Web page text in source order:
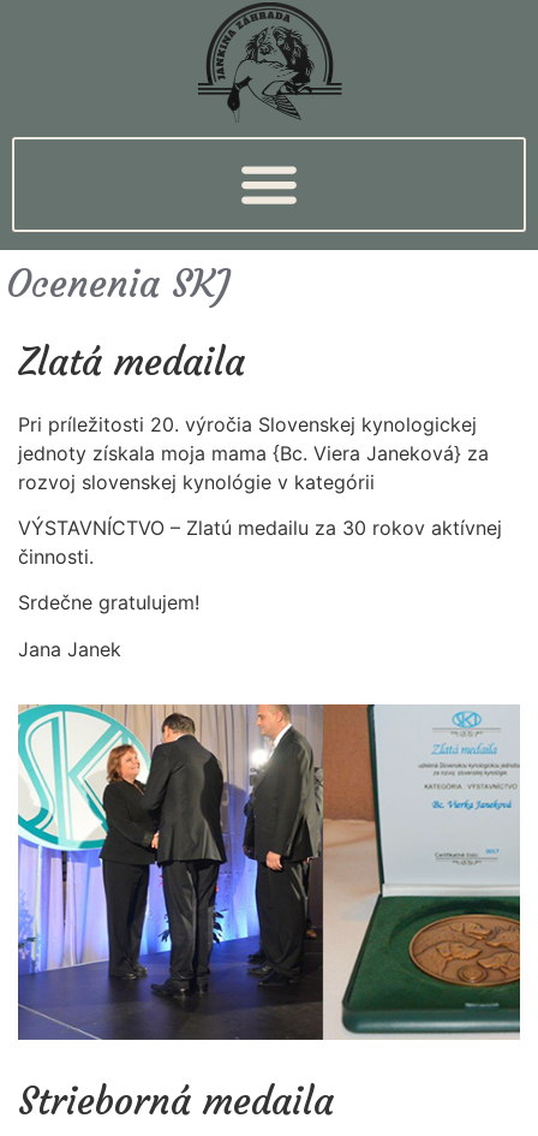
Ocenenia SKJ
Zlatá medaila
Pri príležitosti 20. výročia Slovenskej kynologickej
jednoty získala moja mama {Bc. Viera Janeková} za
rozvoj slovenskej kynológie v kategórii
VÝSTAVNÍCTVO – Zlatú medailu za 30 rokov aktívnej
činnosti.
Srdečne gratulujem!
Jana Janek
Strieborná medaila